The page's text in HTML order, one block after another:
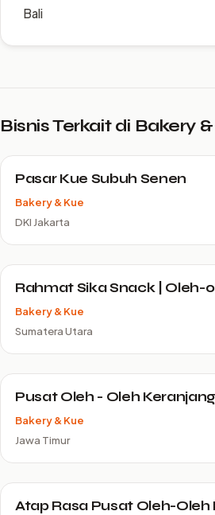
Bali
Bisnis Terkait di Bakery
Pasar Kue Subuh Senen
Bakery & Kue
DKI Jakarta
Rahmat Sika Snack | Oleh-
Bakery & Kue
Sumatera Utara
Pusat Oleh - Oleh
Bakery & Kue
Jawa Timur
Atap Rasa Pusat Oleh-Oleh